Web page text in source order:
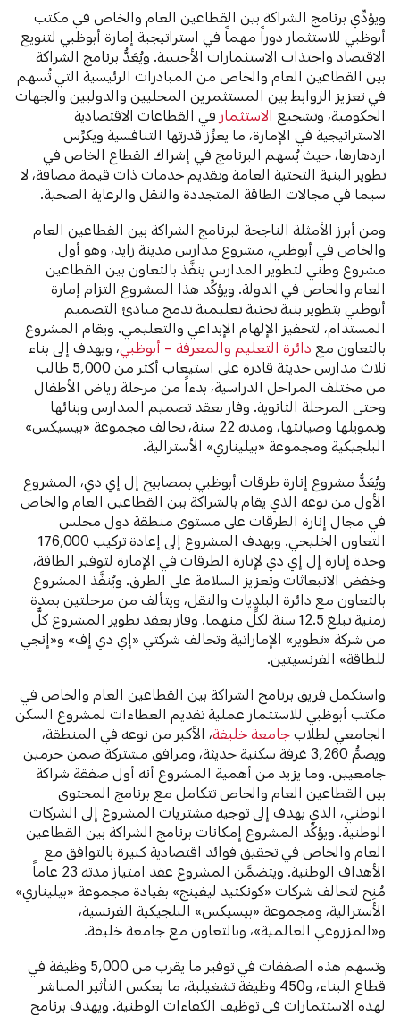
ويؤدِّي برنامج الشراكة بين القطاعين العام والخاص في مكتب
أبوظبي للاستثمار دوراً مهماً في استراتيجية إمارة أبوظبي لتنويع
الاقتصاد واجتذاب الاستثمارات الأجنبية. ويُعَدُّ برنامج الشراكة
بين القطاعين العام والخاص من المبادرات الرئيسية التي تُسهم
في تعزيز الروابط بين المستثمرين المحليين والدوليين والجهات
الحكومية، وتشجيع الاستثمارفي القطاعات الاقتصادية
الاستراتيجية في الإمارة، ما يعزِّز قدرتها التنافسية ويكرِّس
ازدهارها، حيث يُسهم البرنامج في إشراك القطاع الخاص في
تطوير البنية التحتية العامة وتقديم خدمات ذات قيمة مضافة، لا
سيما في مجالات الطاقة المتجددة والنقل والرعاية الصحية.
ومن أبرز الأمثلة الناجحة لبرنامج الشراكة بين القطاعين العام
والخاص في أبوظبي، مشروع مدارس مدينة زايد، وهو أول
مشروع وطني لتطوير المدارس ينفَّذ بالتعاون بين القطاعين
العام والخاص في الدولة. ويؤكِّد هذا المشروع التزام إمارة
أبوظبي بتطوير بنية تحتية تعليمية تدمج مبادئ التصميم
المستدام، لتحفيز الإلهام الإبداعي والتعليمي. ويقام المشروع
بالتعاون مع دائرة التعليم والمعرفة – أبوظبي ، ويهدف إلى بناء
ثلاث مدارس حديثة قادرة على استيعاب أكثر من 5,000 طالب
من مختلف المراحل الدراسية، بدءاً من مرحلة رياض الأطفال
وحتى المرحلة الثانوية. وفاز بعقد تصميم المدارس وبنائها
وتمويلها وصيانتها، ومدته 22 سنة، تحالف مجموعة «بيسيكس»
البلجيكية ومجموعة «بيليناري» الأسترالية.
ويُعَدُّ مشروع إنارة طرقات أبوظبي بمصابيح إل إي دي، المشروع
الأول من نوعه الذي يقام بالشراكة بين القطاعين العام والخاص
في مجال إنارة الطرقات على مستوى منطقة دول مجلس
التعاون الخليجي. ويهدف المشروع إلى إعادة تركيب 176,000
وحدة إنارة إل إي دي لإنارة الطرقات في الإمارة لتوفير الطاقة،
وخفض الانبعاثات وتعزيز السلامة على الطرق. ويُنفَّذ المشروع
بالتعاون مع دائرة البلديات والنقل، ويتألف من مرحلتين بمدة
زمنية تبلغ 12.5 سنة لكلٍّ منهما. وفاز بعقد تطوير المشروع كلٌّ
من شركة «تطوير» الإماراتية وتحالف شركتي «إي دي إف» و«إنجي
للطاقة» الفرنسيتين.
واستكمل فريق برنامج الشراكة بين القطاعين العام والخاص في
مكتب أبوظبي للاستثمار عملية تقديم العطاءات لمشروع السكن
الجامعي لطلابجامعة خليفة، الأكبر من نوعه في المنطقة،
ويضمُّ 3,260 غرفة سكنية حديثة، ومرافق مشتركة ضمن حرمين
جامعيين. وما يزيد من أهمية المشروع أنه أول صفقة شراكة
بين القطاعين العام والخاص تتكامل مع برنامج المحتوى
الوطني، الذي يهدف إلى توجيه مشتريات المشروع إلى الشركات
الوطنية. ويؤكِّد المشروع إمكانات برنامج الشراكة بين القطاعين
العام والخاص في تحقيق فوائد اقتصادية كبيرة بالتوافق مع
الأهداف الوطنية. ويتضمَّن المشروع عقد امتياز مدته 23 عاماً
مُنِح لتحالف شركات «كونكتيد ليفينج» بقيادة مجموعة «بيليناري»
الأسترالية، ومجموعة «بيسيكس» البلجيكية الفرنسية،
و«المزروعي العالمية»، وبالتعاون مع جامعة خليفة.
وتسهم هذه الصفقات في توفير ما يقرب من 5,000 وظيفة في
قطاع البناء، و450 وظيفة تشغيلية، ما يعكس التأثير المباشر
لهذه الاستثمارات في توظيف الكفاءات الوطنية. ويهدف برنامج